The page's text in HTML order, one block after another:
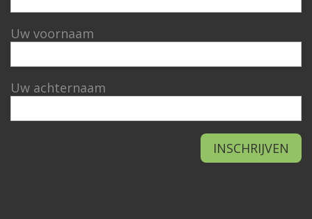
Uw voornaam
Uw achternaam